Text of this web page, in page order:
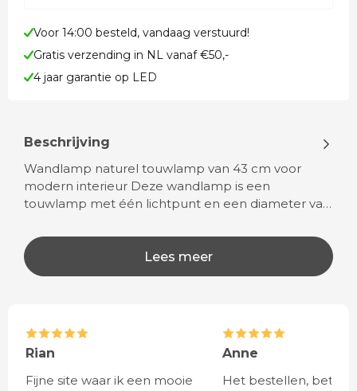
Voor 14:00 besteld, vandaag verstuurd!
Gratis verzending in NL vanaf €50,-
4 jaar garantie op LED
Beschrijving
Wandlamp naturel touwlamp van 43 cm voor
modern interieur Deze wandlamp is een
touwlamp met één lichtpunt en een diameter va…
Lees meer
Rian
Fijne site waar ik een mooie
Anne
Het bestellen,